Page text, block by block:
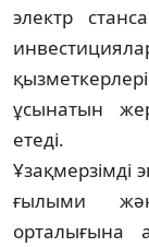
электр
ұсынатын
етеді.
ғылыми
орталығына